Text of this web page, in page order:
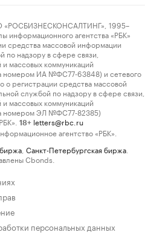
1995–
информационного агентства «РБК»
средства массовой информации
по надзору в сфере связи,
массовых коммуникаций
номером ИА №ФС77-63848) и сетевого
о регистрации средства массовой
службой по надзору в сфере связи,
массовых коммуникаций
номером ЭЛ №ФС77-82385)
18+ letters@rbc.ru
агентство «РБК».
Санкт-Петербургская биржа
Cbonds.
персональных данных